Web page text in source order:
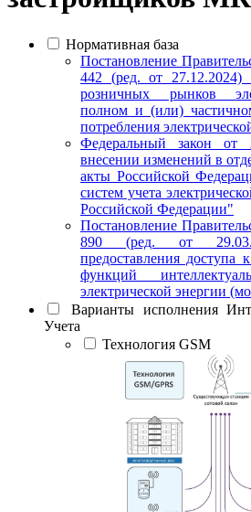
Нормативная база
Постановление
442 (ред. от
розничных рынков
полном и (или)
потребления
Федеральный закон
внесении изменений в
акты Российской
систем учета
Российской Федерации"
Постановление
890 (ред. от
предоставления доступа
функций
электрической энергии
Варианты исполнения
Учета
Технология GSM